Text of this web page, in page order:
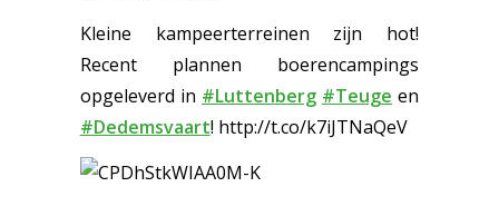
Kleine kampeerterreinen zijn hot!
Recent plannen boerencampings
opgeleverd in #Luttenberg #Teuge en
#Dedemsvaart! http://t.co/k7iJTNaQeV